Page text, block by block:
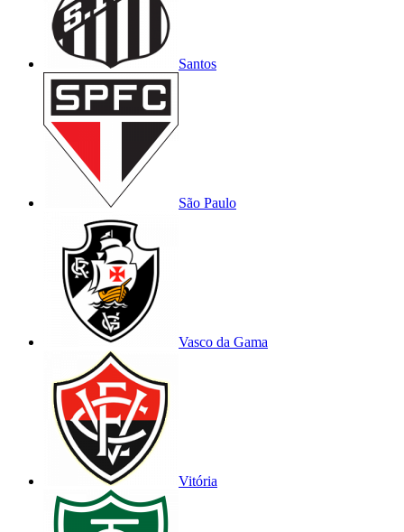
Santos
São Paulo
Vasco da Gama
Vitória